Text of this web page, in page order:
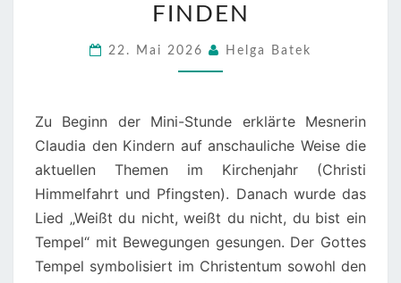
GASTERN:
ÜBEN,
ENTDECKEN
SCHATZ
FINDEN
FINDEN
22. Mai 2026 Helga Batek
Zu Beginn der Mini-Stunde erklärte Mesnerin
Claudia den Kindern auf anschauliche Weise die
aktuellen Themen im Kirchenjahr (Christi
Himmelfahrt und Pfingsten). Danach wurde das
Lied „Weißt du nicht, weißt du nicht, du bist ein
Tempel“ mit Bewegungen gesungen. Der Gottes
Tempel symbolisiert im Christentum sowohl den